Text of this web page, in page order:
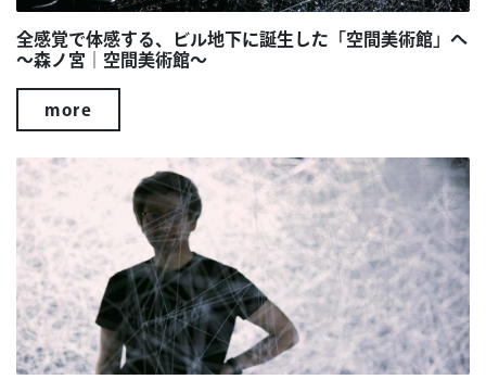
全感覚で体感する、ビル地下に誕生した「空間美術館」へ
～森ノ宮｜空間美術館～
more